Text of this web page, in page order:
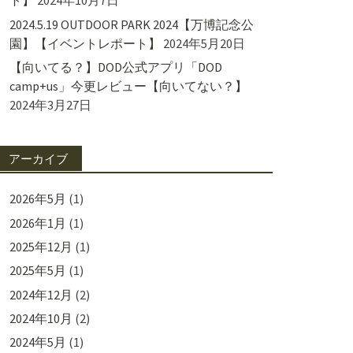
2024.5.19 OUTDOOR PARK 2024【万博記念公
園】【イベントレポート】
2024年5月20日
【向いてる？】DOD公式アプリ「DOD
camp+us」今更レビュー【向いてない？】
2024年3月27日
アーカイブ
2026年5月 (1)
2026年1月 (1)
2025年12月 (1)
2025年5月 (1)
2024年12月 (2)
2024年10月 (2)
2024年5月 (1)